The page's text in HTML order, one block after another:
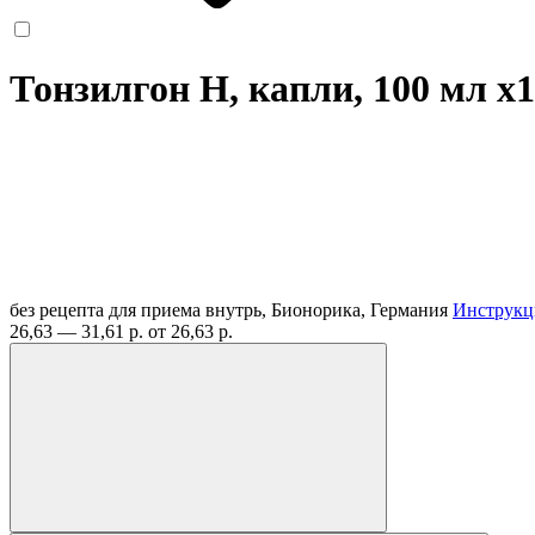
Тонзилгон Н, капли, 100 мл x1
без рецепта для приема внутрь, Бионорика, Германия
26,63 — 31,61 р. от 26,63 р.